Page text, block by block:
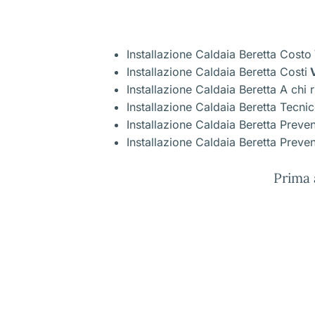
Installazione Caldaia Beretta Costo
Installazione Caldaia Beretta Costi
Installazione Caldaia Beretta A chi
Installazione Caldaia Beretta
Installazione Caldaia Beretta
Installazione Caldaia Beretta
Prima